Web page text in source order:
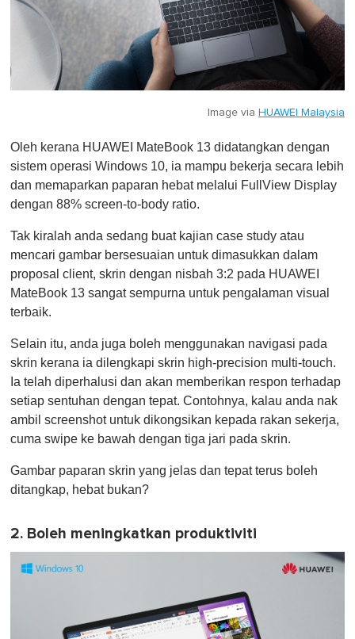
Image via HUAWEI Malaysia
Oleh kerana HUAWEI MateBook 13 didatangkan dengan
sistem operasi Windows 10, ia mampu bekerja secara lebih
dan memaparkan paparan hebat melalui FullView Display
dengan 88% screen-to-body ratio.
Tak kiralah anda sedang buat kajian case study atau
mencari gambar bersesuaian untuk dimasukkan dalam
proposal client, skrin dengan nisbah 3:2 pada HUAWEI
MateBook 13 sangat sempurna untuk pengalaman visual
terbaik.
Selain itu, anda juga boleh menggunakan navigasi pada
skrin kerana ia dilengkapi skrin high-precision multi-touch.
Ia telah diperhalusi dan akan memberikan respon terhadap
setiap sentuhan dengan tepat. Contohnya, kalau anda nak
ambil screenshot untuk dikongsikan kepada rakan sekerja,
cuma swipe ke bawah dengan tiga jari pada skrin.
Gambar paparan skrin yang jelas dan tepat terus boleh
ditangkap, hebat bukan?
2. Boleh meningkatkan produktiviti